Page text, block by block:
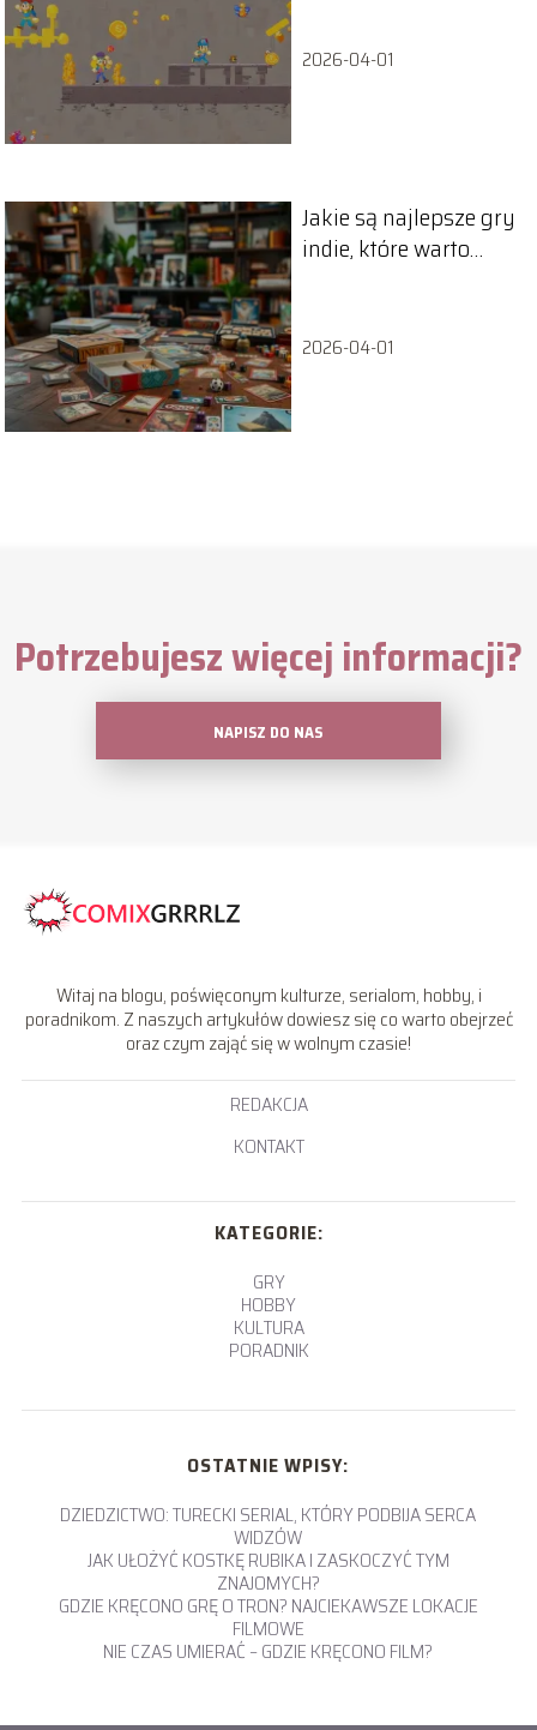
2026-04-01
Jakie są najlepsze gry
indie, które warto
2026-04-01
Potrzebujesz więcej informacji?
NAPISZ DO NAS
Witaj na blogu, poświęconym kulturze, serialom, hobby, i
poradnikom. Z naszych artykułów dowiesz się co warto obejrzeć
oraz czym zająć się w wolnym czasie!
REDAKCJA
KONTAKT
KATEGORIE:
GRY
HOBBY
KULTURA
PORADNIK
OSTATNIE WPISY:
DZIEDZICTWO: TURECKI SERIAL, KTÓRY PODBIJA SERCA
WIDZÓW
JAK UŁOŻYĆ KOSTKĘ RUBIKA I ZASKOCZYĆ TYM
ZNAJOMYCH?
GDZIE KRĘCONO GRĘ O TRON? NAJCIEKAWSZE LOKACJE
FILMOWE
NIE CZAS UMIERAĆ – GDZIE KRĘCONO FILM?